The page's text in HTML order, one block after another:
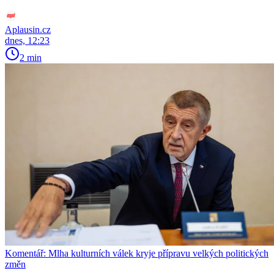
Aplausin.cz
dnes, 12:23
2 min
Komentář: Mlha kulturních válek kryje přípravu velkých politických
změn